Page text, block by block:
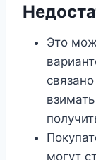
Это
могут